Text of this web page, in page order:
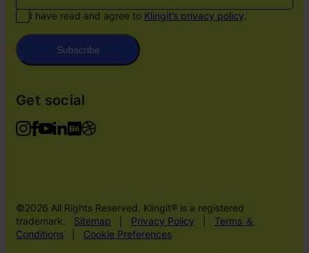
I have read and agree to Klingit’s privacy policy.
Subscribe
Get social
©2026 All Rights Reserved. Klingit® is a registered
trademark.
Sitemap Privacy Policy
Terms ＆
Conditions
Cookie Preferences